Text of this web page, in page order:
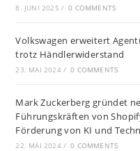
8. JUNI 2025 / 0 COMMENTS
Volkswagen erweitert
trotz Händlerwiderstand
23. MAI 2024 / 0 COMMENTS
Mark Zuckerberg gründet
Führungskräften von
Förderung von KI und
22. MAI 2024 / 0 COMMENTS